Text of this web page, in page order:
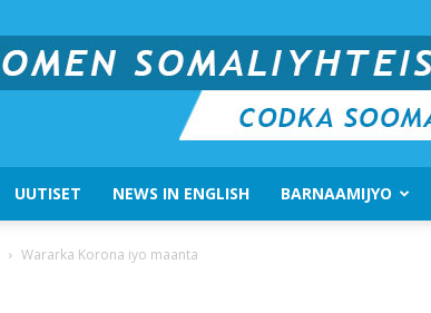
UUTISET NEWS IN ENGLISH BARNAAMIJYO
Wararka Korona iyo maanta